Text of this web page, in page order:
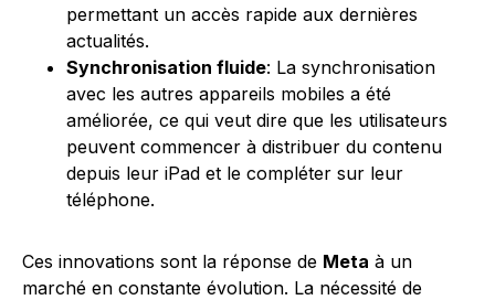
permettant un accès rapide aux dernières
actualités.
Synchronisation fluide: La synchronisation
avec les autres appareils mobiles a été
améliorée, ce qui veut dire que les utilisateurs
peuvent commencer à distribuer du contenu
depuis leur iPad et le compléter sur leur
téléphone.
Ces innovations sont la réponse de Meta à un
marché en constante évolution. La nécessité de